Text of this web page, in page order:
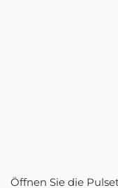
Öffnen Sie die